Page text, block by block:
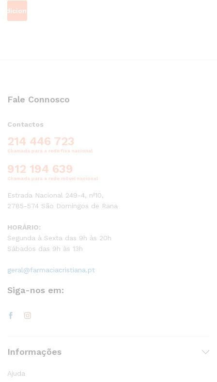
Adicionar
Fale Connosco
Contactos
214 446 723
Chamada para a rede fixa nacional
912 194 639
Chamada para a rede móvel nacional
Estrada Nacional 249-4, nº10,
2785-574 São Domingos de Rana
HORÁRIO:
Segunda à Sexta das 9h às 20h
Sábados das 9h às 13h
geral@farmaciacristiana.pt
Siga-nos em:
Informações
Ajuda